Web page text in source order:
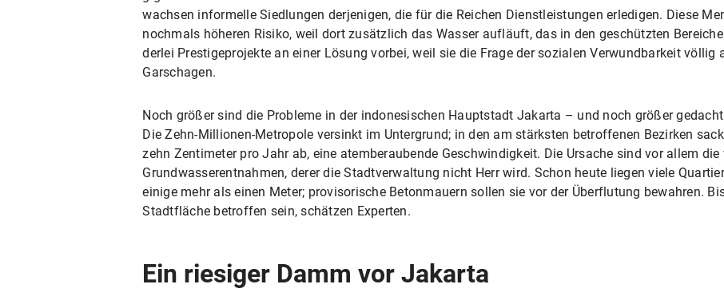
wachsen informelle Siedlungen derjenigen, die für die Reichen Dienstleistungen erledigen. Diese
nochmals höheren Risiko, weil dort zusätzlich das Wasser aufläuft, das in den geschützten
derlei Prestigeprojekte an einer Lösung vorbei, weil sie die Frage der sozialen Verwundbarkeit völlig
Garschagen.
Noch größer sind die Probleme in der indonesischen Hauptstadt Jakarta – und noch größer
Die Zehn-Millionen-Metropole versinkt im Untergrund; in den am stärksten betroffenen Bezirken
zehn Zentimeter pro Jahr ab, eine atemberaubende Geschwindigkeit. Die Ursache sind vor allem die
Grundwasserentnahmen, derer die Stadtverwaltung nicht Herr wird. Schon heute liegen viele
einige mehr als einen Meter; provisorische Betonmauern sollen sie vor der Überflutung bewahren.
Stadtfläche betroffen sein, schätzen Experten.
Ein riesiger Damm vor Jakarta